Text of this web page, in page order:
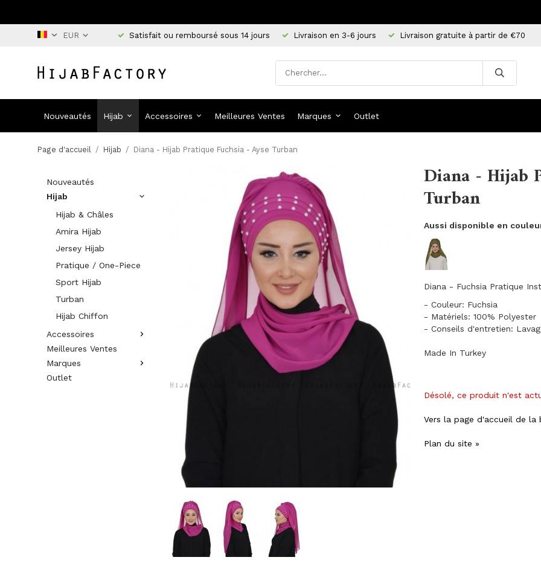
Satisfait ou remboursé sous 14 jours Livraison en 3-6 jours Livraison gratuite à partir de €70
Nouveautés Hijab Accessoires Meilleures Ventes Marques Outlet
Page d'accueil / Hijab / Diana - Hijab Pratique Fuchsia - Ayse Turban
Nouveautés
Hijab
Hijab & Châles
Amira Hijab
Jersey Hijab
Pratique / One-Piece
Sport Hijab
Turban
Hijab Chiffon
Accessoires
Meilleures Ventes
Marques
Outlet
Diana - Hijab
Turban
Aussi disponible en
Diana - Fuchsia Pratique
- Couleur: Fuchsia
- Matériels: 100% Polyester
- Conseils d'entretien:
Made In Turkey
Désolé, ce produit n'est
Vers la page d'accueil de la
Plan du site »